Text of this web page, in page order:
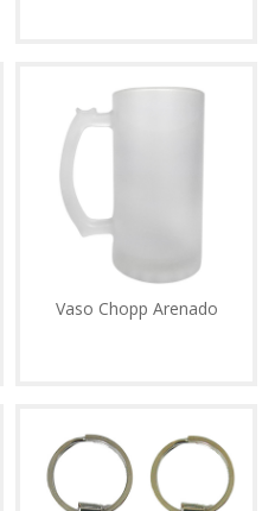
Vaso Chopp Arenado